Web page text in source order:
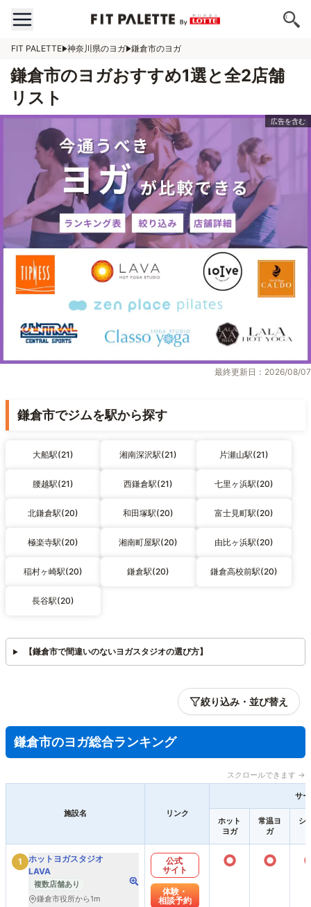
FIT PALETTE 神奈川県のヨガ 鎌倉市のヨガ
鎌倉市のヨガおすすめ1選と全2店舗
リスト
最終更新日：2026/08/07
鎌倉市でジムを駅から探す
大船駅(21) 湘南深沢駅(21) 片瀬山駅(21)
腰越駅(21) 西鎌倉駅(21) 七里ヶ浜駅(20)
北鎌倉駅(20) 和田塚駅(20) 富士見町駅(20)
極楽寺駅(20) 湘南町屋駅(20) 由比ヶ浜駅(20)
稲村ヶ崎駅(20) 鎌倉駅(20) 鎌倉高校前駅(20)
長谷駅(20)
【鎌倉市で間違いのないヨガスタジオの選び方】
絞り込み・並び替え
鎌倉市のヨガ総合ランキング
スクロールできます →
施設名 リンク
サ
ホット
ヨガ
常温ヨ
ガ
シ
1
ホットヨガスタジオ
LAVA
複数店舗あり
鎌倉市役所から1m
公式
サイト
体験・
相談予約
○ ○